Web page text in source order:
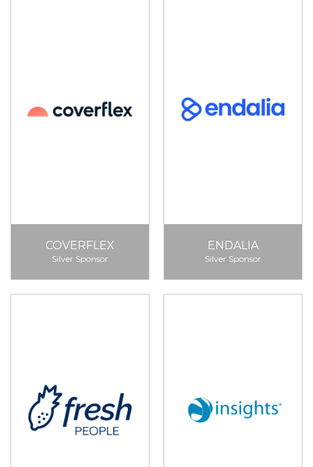
COVERFLEX
Silver Sponsor
ENDALIA
Silver Sponsor